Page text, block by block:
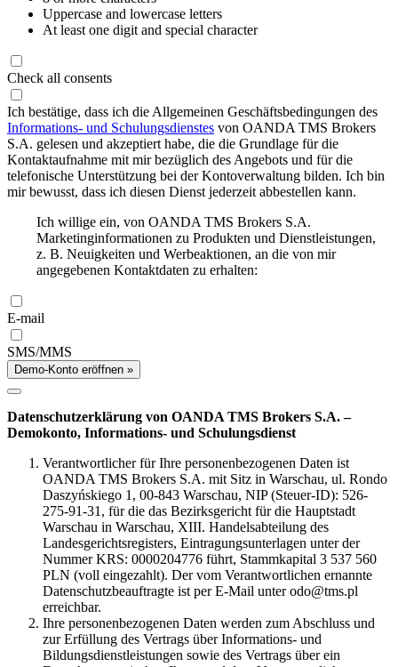
Uppercase and lowercase letters
At least one digit and special character
Check all consents
Ich bestätige, dass ich die Allgemeinen Geschäftsbedingungen des
Informations- und Schulungsdienstes von OANDA TMS Brokers
S.A. gelesen und akzeptiert habe, die die Grundlage für die
Kontaktaufnahme mit mir bezüglich des Angebots und für die
telefonische Unterstützung bei der Kontoverwaltung bilden. Ich bin
mir bewusst, dass ich diesen Dienst jederzeit abbestellen kann.
Ich willige ein, von OANDA TMS Brokers S.A.
Marketinginformationen zu Produkten und Dienstleistungen,
z. B. Neuigkeiten und Werbeaktionen, an die von mir
angegebenen Kontaktdaten zu erhalten:
E-mail
SMS/MMS
Demo-Konto eröffnen »
Datenschutzerklärung von OANDA TMS Brokers S.A. –
Demokonto, Informations- und Schulungsdienst
Verantwortlicher für Ihre personenbezogenen Daten ist
OANDA TMS Brokers S.A. mit Sitz in Warschau, ul. Rondo
Daszyńskiego 1, 00-843 Warschau, NIP (Steuer-ID): 526-
275-91-31, für die das Bezirksgericht für die Hauptstadt
Warschau in Warschau, XIII. Handelsabteilung des
Landesgerichtsregisters, Eintragungsunterlagen unter der
Nummer KRS: 0000204776 führt, Stammkapital 3 537 560
PLN (voll eingezahlt). Der vom Verantwortlichen ernannte
Datenschutzbeauftragte ist per E-Mail unter odo@tms.pl
erreichbar.
Ihre personenbezogenen Daten werden zum Abschluss und
zur Erfüllung des Vertrags über Informations- und
Bildungsdienstleistungen sowie des Vertrags über ein